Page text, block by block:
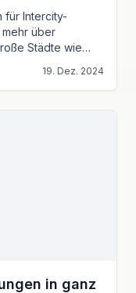
für Intercity-
mehr über
Städte wie
verbinden.
19. Dez. 2024
in ganz